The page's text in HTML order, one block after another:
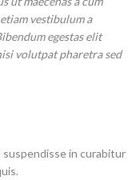
vestibulum a
egestas elit
volutpat pharetra sed
in curabitur